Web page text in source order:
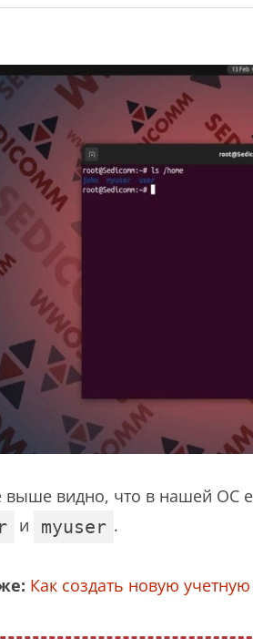
выше видно, что в нашей ОС
и myuser .
Как создать новую